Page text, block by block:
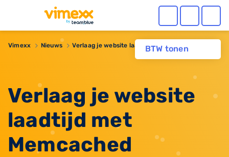
BTW tonen
Vimexx Nieuws Verlaag je website laadtijd met Memcached
Verlaag je website
laadtijd met
Memcached